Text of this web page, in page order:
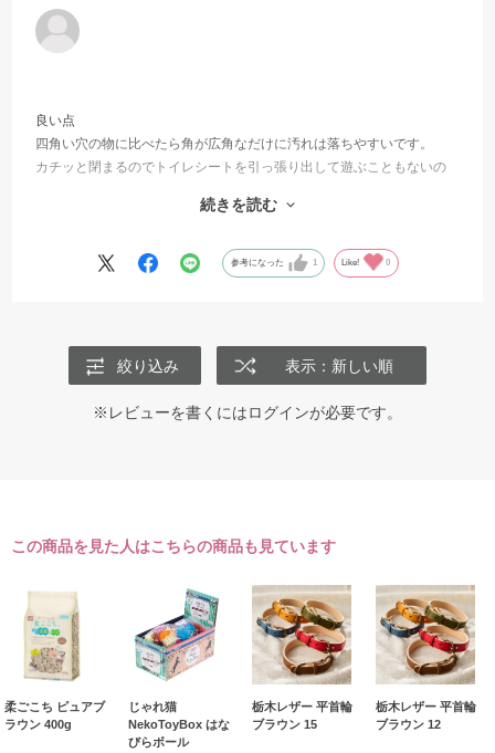
良い点
四角い穴の物に比べたら角が広角なだけに汚れは落ちやすいです。
カチッと閉まるのでトイレシートを引っ張り出して遊ぶこともないの
でも、カバーを外して使えないこと、キッチリ閉めるとカバーを開け
るのが容易でなく、とても労力を使うので（爪も傷めるので）洗う度
高さが低い（厚みが薄い）ので、お掃除ロボットが乗り上げて帰れな
くなりました。
メリットが実感できません。
続きを読む
参考になった 1 Like! 0
絞り込み 表示：新しい順
※レビューを書くにはログインが必要です。
この商品を見た人はこちらの商品も見ています
柔ごこち ピュアブ
ラウン 400g
じゃれ猫
NekoToyBox はな
びらボール
栃木レザー 平首輪
ブラウン 15
栃木レザー 平首輪
ブラウン 12